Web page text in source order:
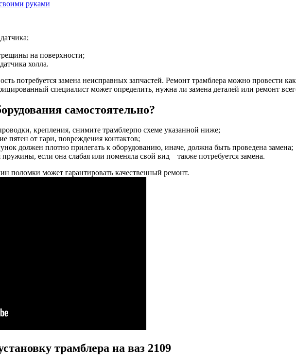
на поверхности;
холла.
потребуется замена неисправных запчастей. Ремонт трамблера можно провести
специалист может определить, нужна ли замена деталей или ремонт
самостоятельно?
крепления, снимите трамблерпо схеме указанной ниже;
пятен от гари, повреждения контактов;
должен плотно прилегать к оборудованию, иначе, должна быть проведена замена;
если она слабая или поменяла свой вид – также потребуется замена.
поломки может гарантировать качественный ремонт.
трамблера на ваз 2109